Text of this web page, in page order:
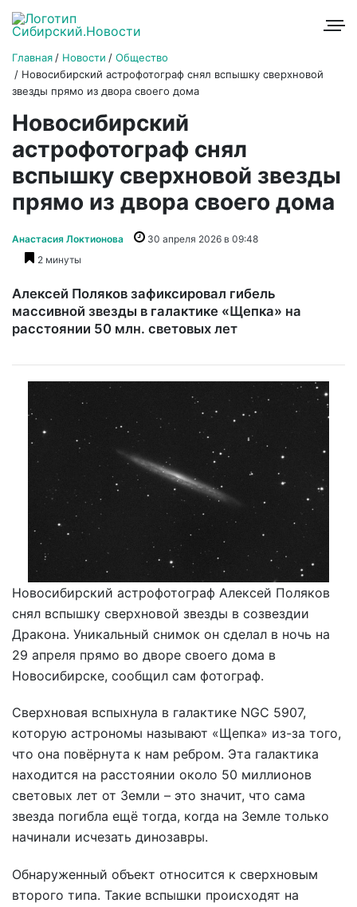
Главная Новости
Общество
Новосибирский астрофотограф снял вспышку сверхновой
звезды прямо из двора своего дома
Новосибирский
астрофотограф снял
вспышку сверхновой звезды
прямо из двора своего дома
Анастасия Локтионова
30 апреля 2026 в 09:48
2 минуты
Алексей Поляков зафиксировал гибель
массивной звезды в галактике «Щепка» на
расстоянии 50 млн. световых лет
Новосибирский астрофотограф Алексей Поляков
снял вспышку сверхновой звезды в созвездии
Дракона. Уникальный снимок он сделал в ночь на
29 апреля прямо во дворе своего дома в
Новосибирске, сообщил сам фотограф.
Сверхновая вспыхнула в галактике NGC 5907,
которую астрономы называют «Щепка» из-за того,
что она повёрнута к нам ребром. Эта галактика
находится на расстоянии около 50 миллионов
световых лет от Земли – это значит, что сама
звезда погибла ещё тогда, когда на Земле только
начинали исчезать динозавры.
Обнаруженный объект относится к сверхновым
второго типа. Такие вспышки происходят на